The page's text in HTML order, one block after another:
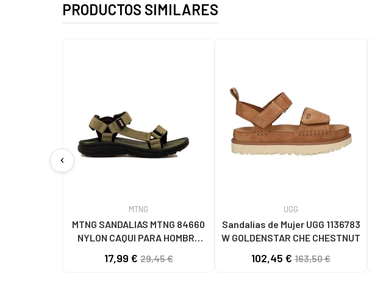
PRODUCTOS SIMILARES
chevron_left
MTNG
MTNG SANDALIAS MTNG 84660
NYLON CAQUI PARA HOMBRE
17,99 €29,45 €
UGG
Sandalias de Mujer UGG 1136783
W GOLDENSTAR CHE CHESTNUT
102,45 € 163,50 €